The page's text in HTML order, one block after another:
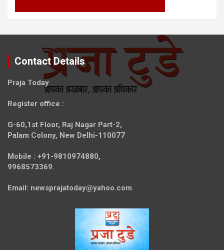
Contact Details
Praja Today
Register office :
G-60,1st Floor, Raj Nagar Part-2,
Palam Colony, New Delhi-110077
Mobile : +91-9810974880,
9968573369.
Email: newsprajatoday@yahoo.com